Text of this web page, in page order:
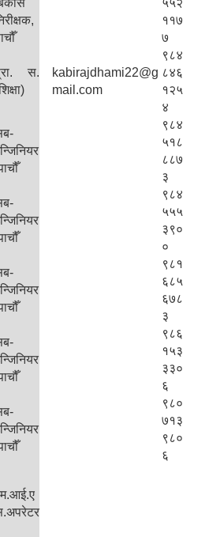
५५२
११७
७
स.
kabirajdhami22@g
mail.com
९८४
८४६
१२५
४
९८४
५१८
८८७
३
९८४
५५५
३९०
०
९८१
६८५
६७८
३
९८६
१५३
३३०
६
९८०
७१३
९८०
६